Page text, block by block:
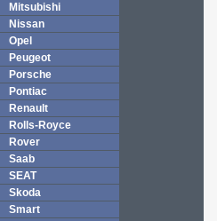
Mitsubishi
Nissan
Opel
Peugeot
Porsche
Pontiac
Renault
Rolls-Royce
Rover
Saab
SEAT
Skoda
Smart